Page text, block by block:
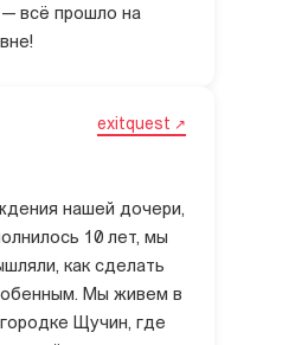
— всё прошло на
exitquest
нашей дочери,
10 лет, мы
как сделать
Мы живем в
Щучин, где